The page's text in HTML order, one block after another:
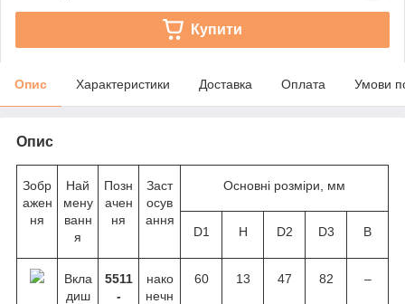
Купити
Опис Характеристики Доставка Оплата Умови
Опис
Зобр
ажен
ня
Най
мену
ванн
я
Позн
ачен
ня
Заст
осув
ання
Основні розміри, мм
D1 Н D2 D3 В
Вкла
диш
5511
-
нако
нечн
60 13 47 82 –